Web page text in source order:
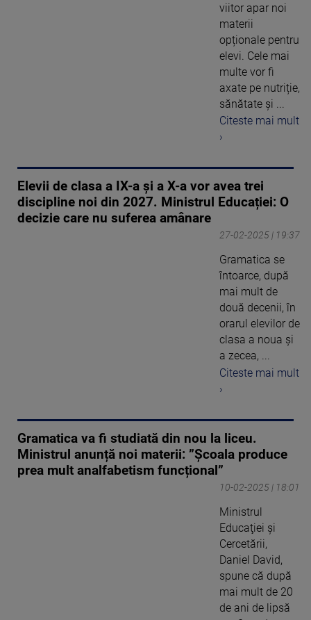
viitor apar noi
materii
opționale pentru
elevi. Cele mai
multe vor fi
axate pe nutriție,
sănătate și ...
Citeste mai mult
›
Elevii de clasa a IX-a și a X-a vor avea trei
discipline noi din 2027. Ministrul Educației: O
decizie care nu suferea amânare
27-02-2025 | 19:37
Gramatica se
întoarce, după
mai mult de
două decenii, în
orarul elevilor de
clasa a noua și
a zecea, ...
Citeste mai mult
›
Gramatica va fi studiată din nou la liceu.
Ministrul anunță noi materii: ”Școala produce
prea mult analfabetism funcțional”
10-02-2025 | 18:01
Ministrul
Educaţiei şi
Cercetării,
Daniel David,
spune că după
mai mult de 20
de ani de lipsă